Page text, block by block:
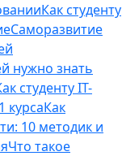
Как студенту
Саморазвитие
нужно знать
студенту IT-
курсаКак
10 методик и
Что такое